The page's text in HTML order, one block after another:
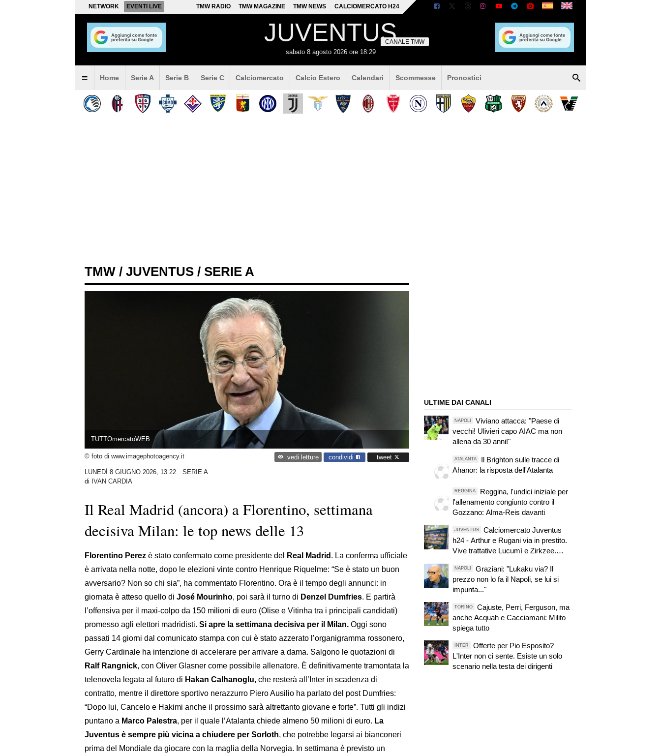
NETWORK EVENTI LIVE TMW RADIO TMW MAGAZINE TMW NEWS CALCIOMERCATO H24
JUVENTUS
sabato 8 agosto 2026 ore 18:29
CANALE TMW
Home Serie A Serie B Serie C Calciomercato Calcio Estero Calendari Scommesse Pronostici
TMW / JUVENTUS / SERIE A
TUTTOmercatoWEB
© foto di www.imagephotoagency.it vedi letture condividi tweet
LUNEDÌ 8 GIUGNO 2026, 13:22
SERIE A
di IVAN CARDIA
Il Real Madrid (ancora) a Florentino, settimana
decisiva Milan: le top news delle 13
Florentino Perez è stato confermato come presidente del Real Madrid . La conferma ufficiale
è arrivata nella notte, dopo le elezioni vinte contro Henrique Riquelme: “Se è stato un buon
avversario? Non so chi sia”, ha commentato Florentino. Ora è il tempo degli annunci: in
giornata è atteso quello di José Mourinho, poi sarà il turno di Denzel Dumfries. E partirà
l’offensiva per il maxi-colpo da 150 milioni di euro (Olise e Vitinha tra i principali candidati)
promesso agli elettori madridisti. Si apre la settimana decisiva per il Milan. Oggi sono
passati 14 giorni dal comunicato stampa con cui è stato azzerato l’organigramma rossonero,
Gerry Cardinale ha intenzione di accelerare per arrivare a dama. Salgono le quotazioni di
Ralf Rangnick, con Oliver Glasner come possibile allenatore. È definitivamente tramontata la
telenovela legata al futuro di Hakan Calhanoglu, che resterà all’Inter in scadenza di
contratto, mentre il direttore sportivo nerazzurro Piero Ausilio ha parlato del post Dumfries:
“Dopo lui, Cancelo e Hakimi anche il prossimo sarà altrettanto giovane e forte”. Tutti gli indizi
puntano a Marco Palestra, per il quale l’Atalanta chiede almeno 50 milioni di euro. La
Juventus è sempre più vicina a chiudere per Sorloth, che potrebbe legarsi ai bianconeri
prima del Mondiale da giocare con la maglia della Norvegia. In settimana è previsto un
ULTIME DAI CANALI
NAPOLI
Viviano attacca: "Paese di
vecchi! Ulivieri capo AIAC ma non
allena da 30 anni!"
ATALANTA
Il Brighton sulle tracce di
Ahanor: la risposta dell'Atalanta
REGGINA
Reggina, l'undici iniziale per
l'allenamento congiunto contro il
Gozzano: Alma-Reis davanti
JUVENTUS
Calciomercato Juventus
h24 - Arthur e Rugani via in prestito.
Vive trattative Lucumì e Zirkzee.
per Nico. PSG alza offerta per
Suzuki. Zhegrova non vuole partire.
Sorloth sul mercato. Vlahovic, nuova
NAPOLI
Graziani: "Lukaku via? Il
prezzo non lo fa il Napoli, se lui si
impunta..."
TORINO
Cajuste, Perri, Ferguson, ma
anche Acquah e Cacciamani: Milito
spiega tutto
INTER
Offerte per Pio Esposito?
L'Inter non ci sente. Esiste un solo
scenario nella testa dei dirigenti